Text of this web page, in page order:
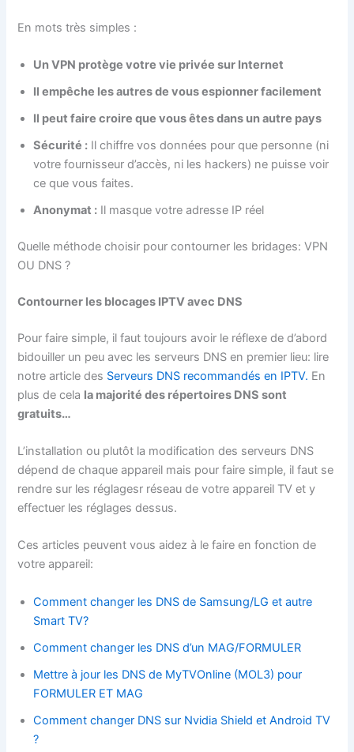
En mots très simples :
Un VPN protège votre vie privée sur Internet
Il empêche les autres de vous espionner facilement
Il peut faire croire que vous êtes dans un autre pays
Sécurité : Il chiffre vos données pour que personne (ni
votre fournisseur d’accès, ni les hackers) ne puisse voir
ce que vous faites.
Anonymat : Il masque votre adresse IP réel
Quelle méthode choisir pour contourner les bridages: VPN
OU DNS ?
Contourner les blocages IPTV avec DNS
Pour faire simple, il faut toujours avoir le réflexe de d’abord
bidouiller un peu avec les serveurs DNS en premier lieu: lire
notre article des Serveurs DNS recommandés en IPTV. En
plus de cela la majorité des répertoires DNS sont
gratuits…
L’installation ou plutôt la modification des serveurs DNS
dépend de chaque appareil mais pour faire simple, il faut se
rendre sur les réglagesr réseau de votre appareil TV et y
effectuer les réglages dessus.
Ces articles peuvent vous aidez à le faire en fonction de
votre appareil:
Comment changer les DNS de Samsung/LG et autre
Smart TV?
Comment changer les DNS d’un MAG/FORMULER
Mettre à jour les DNS de MyTVOnline (MOL3) pour
FORMULER ET MAG
Comment changer DNS sur Nvidia Shield et Android TV
?